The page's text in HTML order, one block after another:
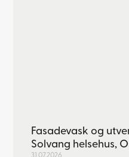
Fasadevask og
Solvang helsehus,